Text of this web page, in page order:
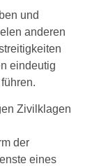
und
anderen
eindeutig
Zivilklagen
der
eines